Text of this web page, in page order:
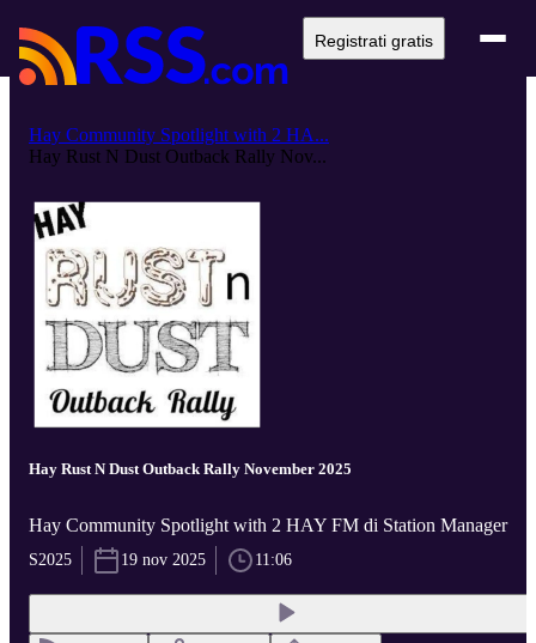
Registrati gratis
Hay Community Spotlight with 2 HA...
Hay Rust N Dust Outback Rally Nov...
Hay Rust N Dust Outback Rally November 2025
Hay Community Spotlight with 2 HAY FM di Station Manager
S2025 19 nov 2025 11:06